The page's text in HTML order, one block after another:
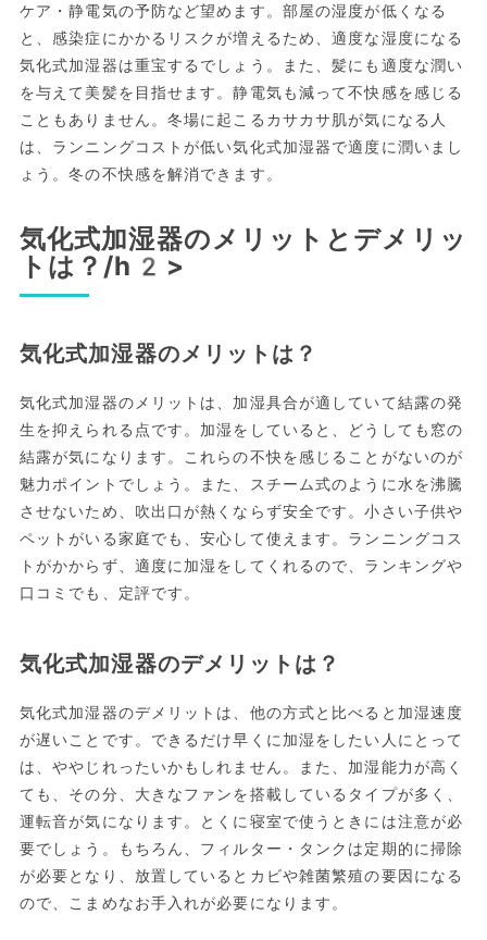
ケア・静電気の予防など望めます。部屋の湿度が低くなる
と、感染症にかかるリスクが増えるため、適度な湿度になる
気化式加湿器は重宝するでしょう。また、髪にも適度な潤い
を与えて美髪を目指せます。静電気も減って不快感を感じる
こともありません。冬場に起こるカサカサ肌が気になる人
は、ランニングコストが低い気化式加湿器で適度に潤いまし
ょう。冬の不快感を解消できます。
気化式加湿器のメリットとデメリッ
トは？/h2>
気化式加湿器のメリットは？
気化式加湿器のメリットは、加湿具合が適していて結露の発
生を抑えられる点です。加湿をしていると、どうしても窓の
結露が気になります。これらの不快を感じることがないのが
魅力ポイントでしょう。また、スチーム式のように水を沸騰
させないため、吹出口が熱くならず安全です。小さい子供や
ペットがいる家庭でも、安心して使えます。ランニングコス
トがかからず、適度に加湿をしてくれるので、ランキングや
口コミでも、定評です。
気化式加湿器のデメリットは？
気化式加湿器のデメリットは、他の方式と比べると加湿速度
が遅いことです。できるだけ早くに加湿をしたい人にとって
は、ややじれったいかもしれません。また、加湿能力が高く
ても、その分、大きなファンを搭載しているタイプが多く、
運転音が気になります。とくに寝室で使うときには注意が必
要でしょう。もちろん、フィルター・タンクは定期的に掃除
が必要となり、放置しているとカビや雑菌繁殖の要因になる
ので、こまめなお手入れが必要になります。